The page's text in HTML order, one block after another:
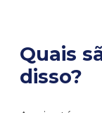
Quais
disso?